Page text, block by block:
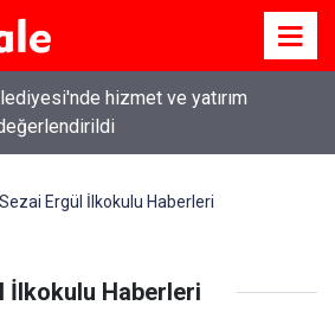
hizmet ve yatırım
Ergül İlkokulu Haberleri
İlkokulu Haberleri